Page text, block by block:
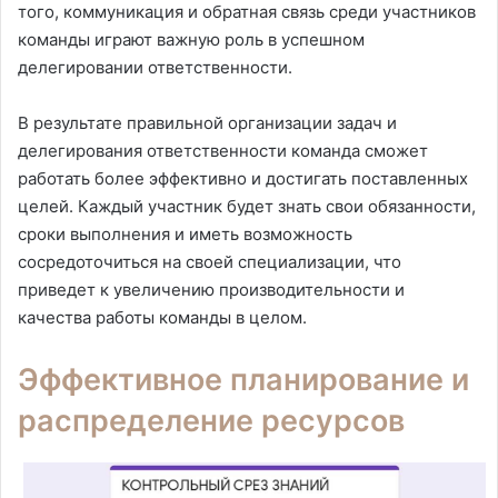
того, коммуникация и обратная связь среди участников
команды играют важную роль в успешном
делегировании ответственности.
В результате правильной организации задач и
делегирования ответственности команда сможет
работать более эффективно и достигать поставленных
целей. Каждый участник будет знать свои обязанности,
сроки выполнения и иметь возможность
сосредоточиться на своей специализации, что
приведет к увеличению производительности и
качества работы команды в целом.
Эффективное планирование и
распределение ресурсов